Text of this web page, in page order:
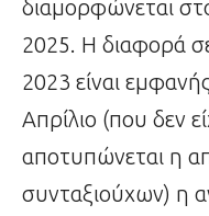
διαμορφώνεται
2025. Η διαφορά
2023 είναι
Απρίλιο (που δεν
αποτυπώνεται η
συνταξιούχων) η